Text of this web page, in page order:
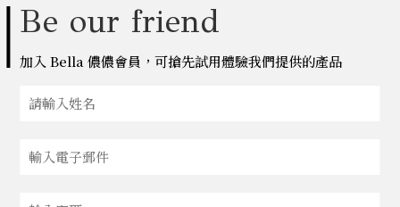
Be our friend
加入 Bella 儂儂會員，可搶先試用體驗我們提供的產品